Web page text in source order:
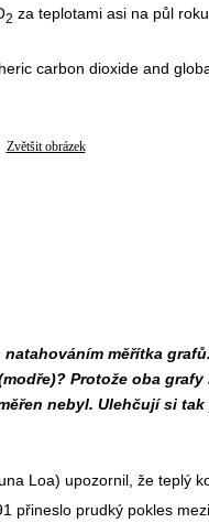
2 za teplotami asi na půl roku.
carbon dioxide and
Zvětšit obrázek
měřítka
Protože oba
nebyl. Ulehčují si
Loa) upozornil, že teplý
přineslo prudký pokles